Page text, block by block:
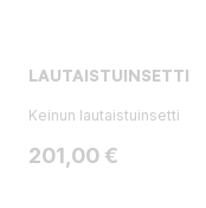
LAUTAISTUINSETTI
Keinun lautaistuinsetti
Hinta
201,00 €